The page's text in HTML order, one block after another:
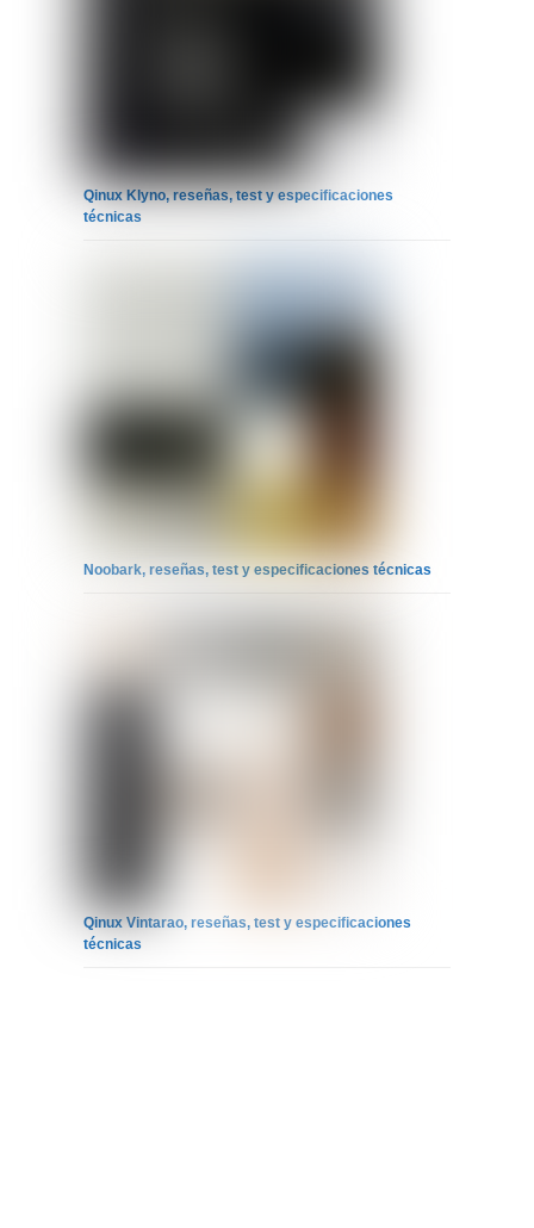
Qinux Klyno, reseñas, test y especificaciones
técnicas
Noobark, reseñas, test y especificaciones técnicas
Qinux Vintarao, reseñas, test y especificaciones
técnicas